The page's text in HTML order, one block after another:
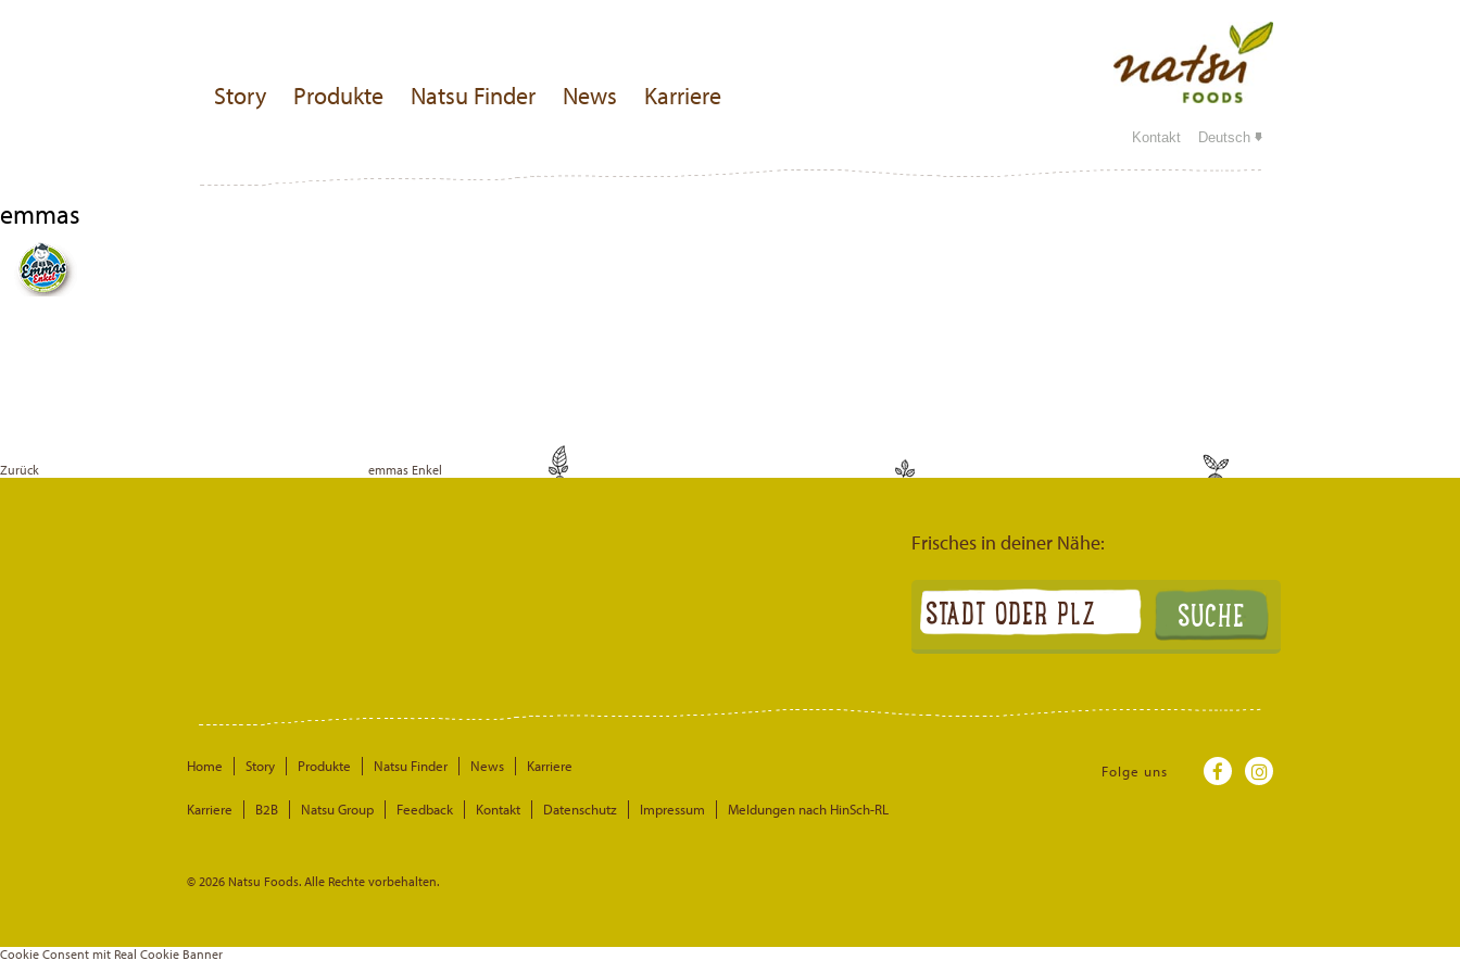
Story Produkte Natsu Finder News Karriere
Kontakt Deutsch
emmas
Zurück emmas Enkel
Frisches in deiner Nähe:
Folge uns
Home Story Produkte Natsu Finder News Karriere
Karriere B2B Natsu Group Feedback Kontakt Datenschutz Impressum Meldungen nach HinSch-RL
© 2026 Natsu Foods. Alle Rechte vorbehalten.
Cookie Consent mit Real Cookie Banner